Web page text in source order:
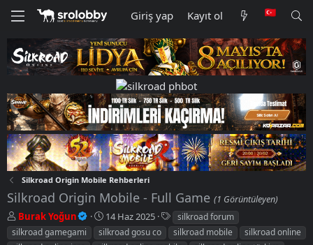
Giriş yap Kayıt ol
Silkroad Origin Mobile Rehberleri
Silkroad Origin Mobile - Full Game (1 Görüntüleyen)
K
o
n
Burak Yoğun
B
a
ş
14 Haz 2025
E
t
i
silkroad forum
silkroad gamegami
silkroad gosu co silkroad mobile
silkroad online